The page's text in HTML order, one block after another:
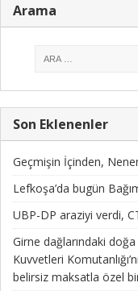
Arama
Son Eklenenler
Geçmişin İçinden,
Lefkoşa’da bugün
UBP-DP araziyi verdi,
Girne dağlarındaki
Kuvvetleri
belirsiz maksatla özel